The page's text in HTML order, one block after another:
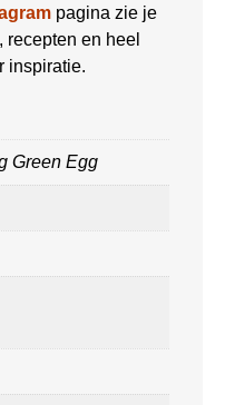
pagina zie je
en heel
inspiratie.
Green Egg